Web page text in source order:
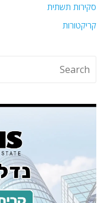
סקירות תשתית
קריקטורות